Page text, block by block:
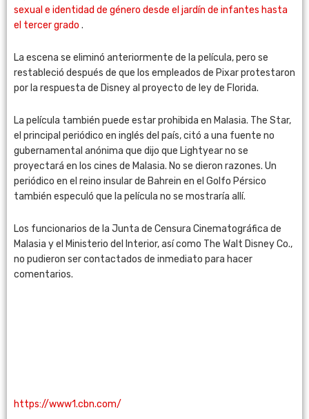
sexual e identidad de género desde el jardín de infantes hasta
el tercer grado .
La escena se eliminó anteriormente de la película, pero se
restableció después de que los empleados de Pixar protestaron
por la respuesta de Disney al proyecto de ley de Florida.
La película también puede estar prohibida en Malasia. The Star,
el principal periódico en inglés del país, citó a una fuente no
gubernamental anónima que dijo que Lightyear no se
proyectará en los cines de Malasia. No se dieron razones. Un
periódico en el reino insular de Bahrein en el Golfo Pérsico
también especuló que la película no se mostraría allí.
Los funcionarios de la Junta de Censura Cinematográfica de
Malasia y el Ministerio del Interior, así como The Walt Disney Co.,
no pudieron ser contactados de inmediato para hacer
comentarios.
https://www1.cbn.com/